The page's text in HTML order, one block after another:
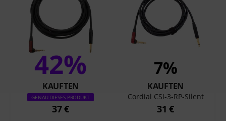
42%
KAUFTEN
GENAU DIESES PRODUKT
37 €
7%
KAUFTEN
Cordial CSI-3-RP-Silent
31 €